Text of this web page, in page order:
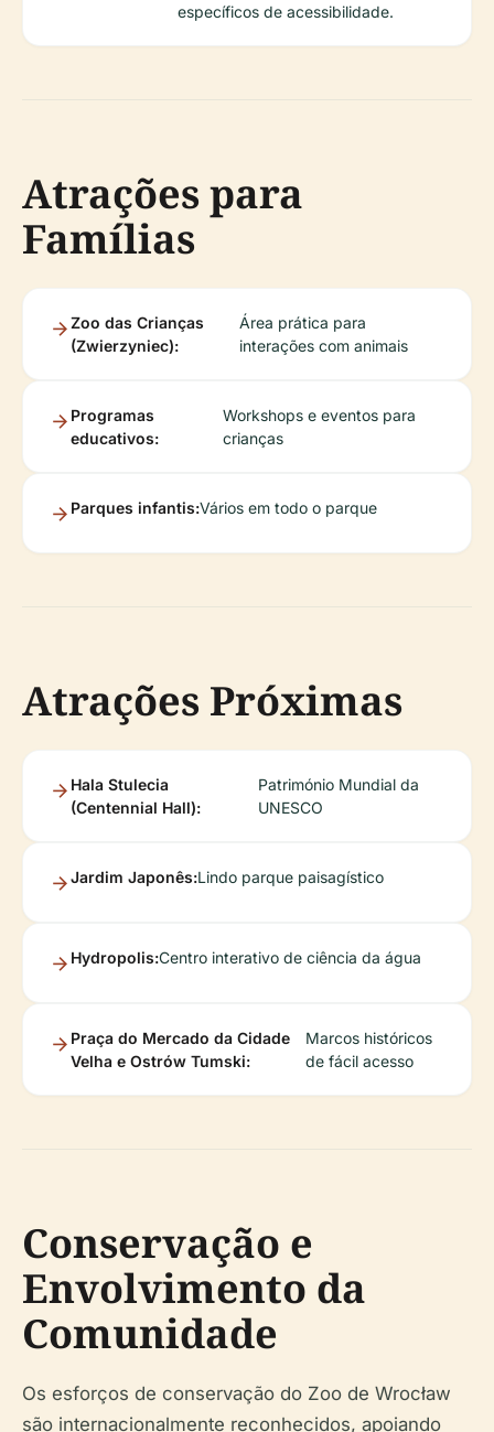
específicos de acessibilidade.
Atrações para
Famílias
Zoo das Crianças
(Zwierzyniec):
Área prática para
interações com animais
Programas
educativos:
Workshops e eventos para
crianças
Parques infantis:Vários em todo o parque
Atrações Próximas
Hala Stulecia
(Centennial Hall):
Património Mundial da
UNESCO
Jardim Japonês:Lindo parque paisagístico
Hydropolis:Centro interativo de ciência da água
Praça do Mercado da Cidade
Velha e Ostrów Tumski:
Marcos históricos
de fácil acesso
Conservação e
Envolvimento da
Comunidade
Os esforços de conservação do Zoo de Wrocław
são internacionalmente reconhecidos, apoiando